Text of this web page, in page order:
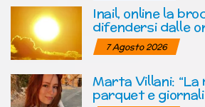
Inail, online la
difendersi dalle
7 Agosto 2026
Marta Villani: “La
parquet e